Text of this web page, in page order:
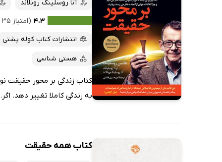
آنا روسلینگ رونلاند
۴.۳ (امتیاز ۳۵ نفر)
انتشارات کتاب کوله پشتی
هستی شناسی
کتاب زندگی بر محور حقیقت
به زندگی کاملا تغییر دهد.
کتاب همه حقیقت